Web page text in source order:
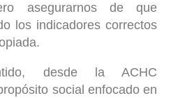
asegurarnos de que
los indicadores correctos
desde la ACHC
social enfocado en